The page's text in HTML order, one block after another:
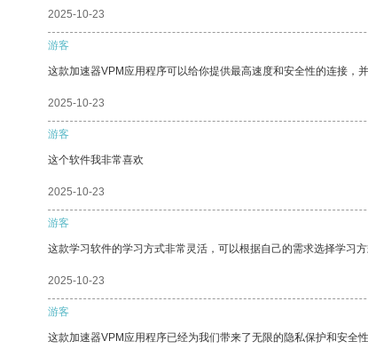
2025-10-23
游客
这款加速器VPM应用程序可以给你提供最高速度和安全性的连接，
2025-10-23
游客
这个软件我非常喜欢
2025-10-23
游客
这款学习软件的学习方式非常灵活，可以根据自己的需求选择学习
2025-10-23
游客
这款加速器VPM应用程序已经为我们带来了无限的隐私保护和安全性